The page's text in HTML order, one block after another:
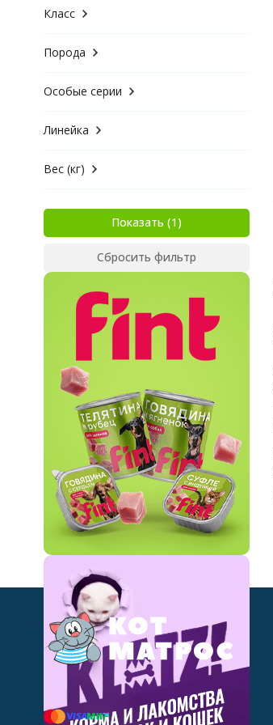
Savita
Organic Choice
ZOOFOOD
Холистик Премьер
Banditos
Lora
Gina
Yummy Linea
Original Choice
Taormina
ZILLII
Dezzie
PERFECAT
Гурмяу
Yumster
PETEXTRA
Chester
Мурчик
Орико
Piqubo
Great Meal
Chammy
Optinome
Chepfa Premium
Счастливый кот
ProShape
Класс
Порода
Особые серии
Линейка
Вес (кг)
Показать
Сбросить фильтр
2021-2026 © КотМатрос —